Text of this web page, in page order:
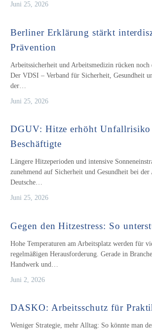
Juni 25, 2026
Berliner Erklärung stärkt
Prävention
Arbeitssicherheit und Arbeitsmedizin rücken noch
Der VDSI – Verband für Sicherheit, Gesundheit
der…
Juni 25, 2026
DGUV: Hitze erhöht Unfallrisiko
Beschäftigte
Längere Hitzeperioden und intensive
zunehmend auf Sicherheit und Gesundheit bei
Deutsche…
Juni 25, 2026
Gegen den Hitzestress: So
Hohe Temperaturen am Arbeitsplatz werden für
regelmäßigen Herausforderung. Gerade in
Handwerk und…
Juni 2, 2026
DASKO: Arbeitsschutz für
Weniger Strategie, mehr Alltag: So könnte man